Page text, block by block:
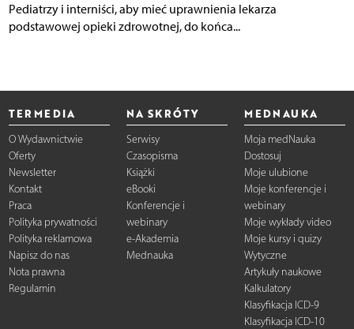
Pediatrzy i interniści, aby mieć uprawnienia lekarza
podstawowej opieki zdrowotnej, do końca...
TERMEDIA
O Wydawnictwie
Oferty
Newsletter
Kontakt
Praca
Polityka prywatności
Polityka reklamowa
Napisz do nas
Nota prawna
Regulamin
NA SKRÓTY
Serwisy
Czasopisma
Książki
eBooki
Konferencje i
webinary
e-Akademia
Mednauka
MEDNAUKA
Moja medNauka
Dostosuj
Moje ulubione
Moje konferencje i
webinary
Moje wykłady video
Moje kursy i quizy
Wytyczne
Artykuły naukowe
Kalkulatory
Klasyfikacja ICD-9
Klasyfikacja ICD-10